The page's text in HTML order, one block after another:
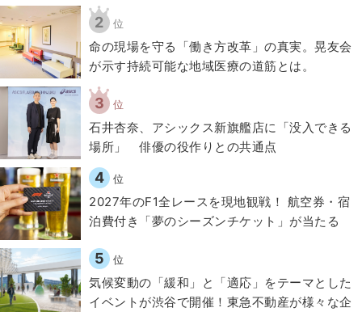
2 位
​命の現場を守る「働き方改革」の真実。晃友会
が示す持続可能な地域医療の道筋とは。
3 位
石井杏奈、アシックス新旗艦店に「没入できる
場所」 俳優の役作りとの共通点
4 位
2027年のF1全レースを現地観戦！ 航空券・宿
泊費付き「夢のシーズンチケット」が当たる
5 位
気候変動の「緩和」と「適応」をテーマとした
イベントが渋谷で開催！東急不動産が様々な企